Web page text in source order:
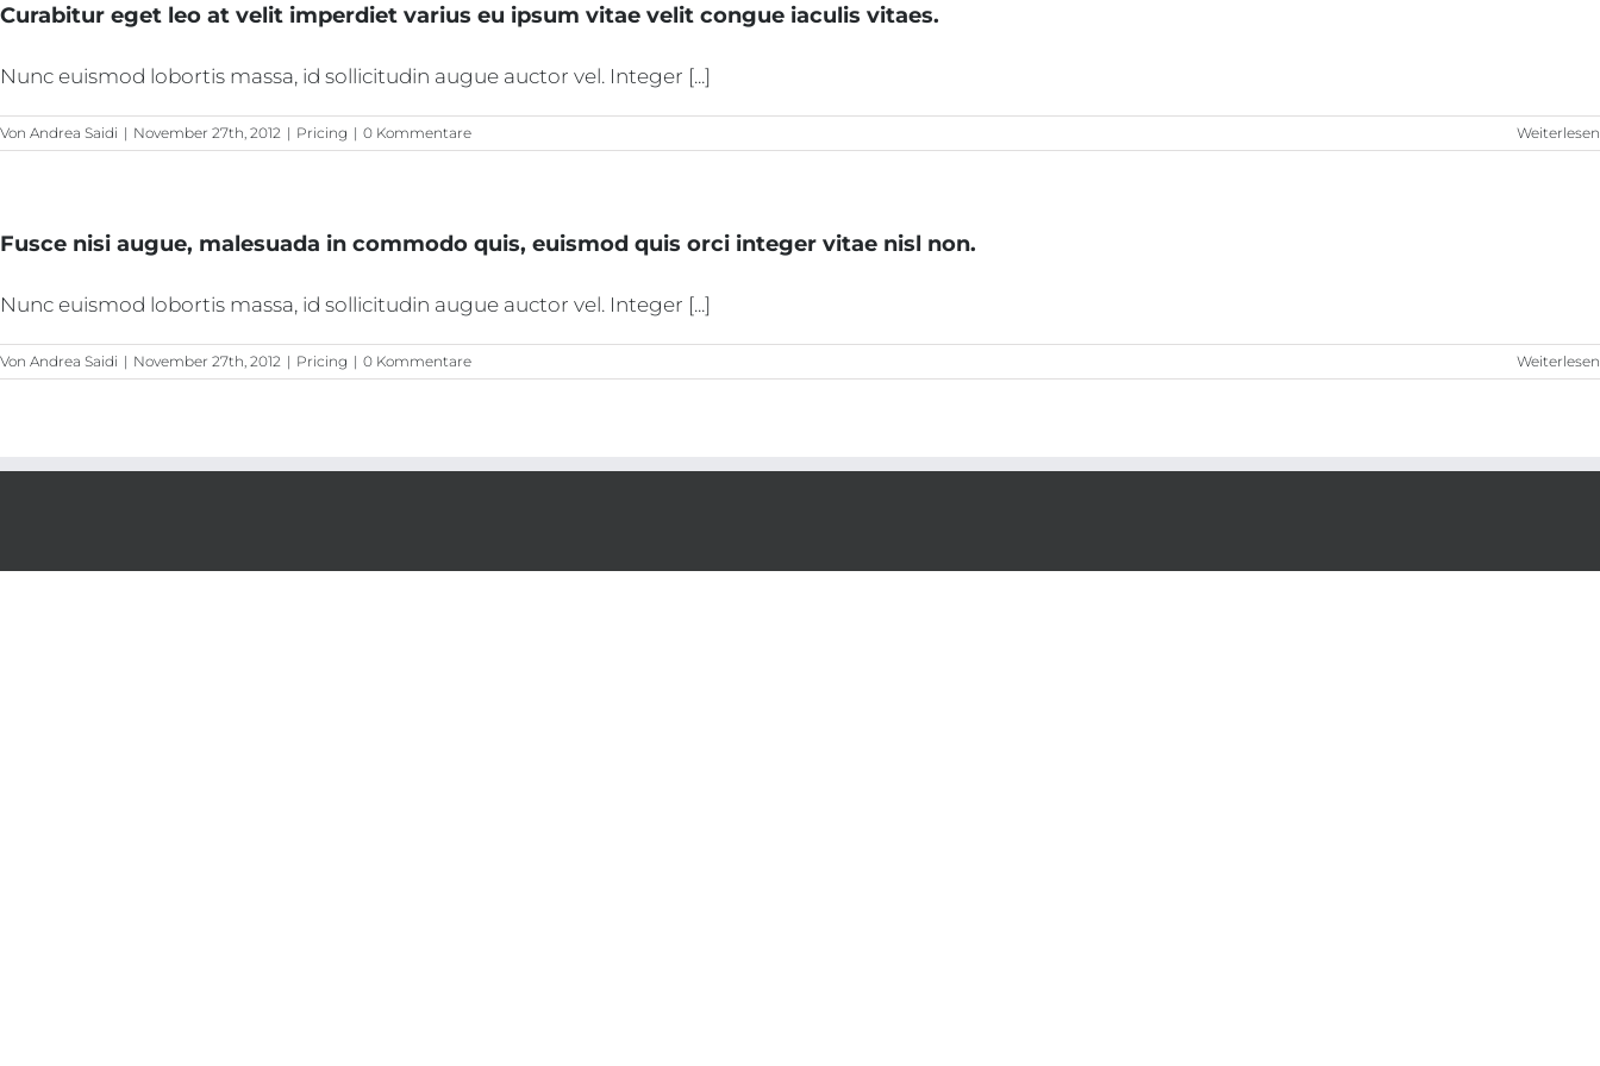
Zum
springen
Curabitur eget leo at velit imperdiet varius eu ipsum vitae velit congue iaculis vitaes.
Nunc euismod lobortis massa, id sollicitudin augue auctor vel. Integer [...]
Von Andrea Saidi | November 27th, 2012 | Pricing | 0 Kommentare Weiterlesen
Fusce nisi augue, malesuada in commodo quis, euismod quis orci integer vitae nisl non.
Nunc euismod lobortis massa, id sollicitudin augue auctor vel. Integer [...]
Von Andrea Saidi | November 27th, 2012 | Pricing | 0 Kommentare Weiterlesen